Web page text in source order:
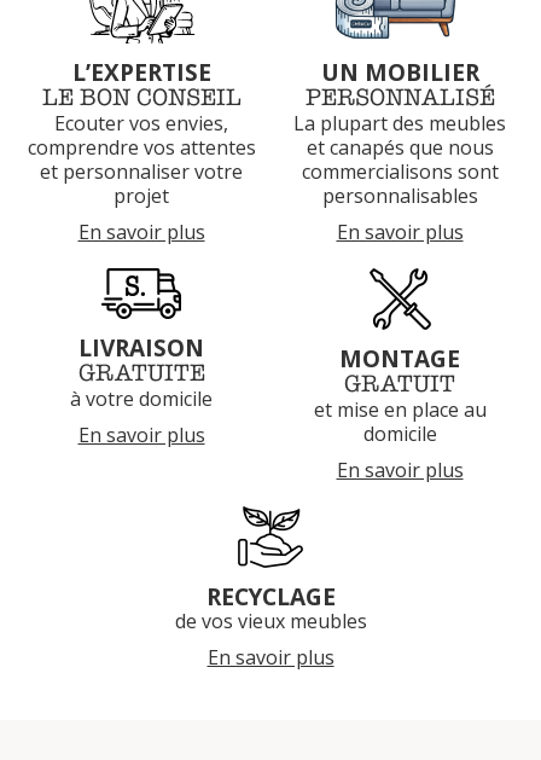
L’EXPERTISE
LE BON CONSEIL
Ecouter vos envies,
comprendre vos attentes
et personnaliser votre
projet
En savoir plus
UN MOBILIER
PERSONNALISÉ
La plupart des meubles
et canapés que nous
commercialisons sont
personnalisables
En savoir plus
LIVRAISON
GRATUITE
à votre domicile
En savoir plus
MONTAGE
GRATUIT
et mise en place au
domicile
En savoir plus
RECYCLAGE
de vos vieux meubles
En savoir plus